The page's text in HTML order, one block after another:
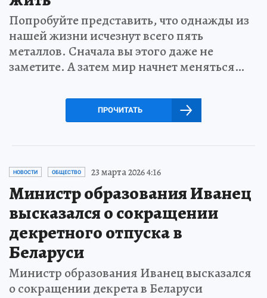
Попробуйте представить, что однажды из
нашей жизни исчезнут всего пять
металлов. Сначала вы этого даже не
заметите. А затем мир начнет меняться…
ПРОЧИТАТЬ
НОВОСТИ ОБЩЕСТВО 23 марта 2026 4:16
Министр образования Иванец
высказался о сокращении
декретного отпуска в
Беларуси
Министр образования Иванец высказался
о сокращении декрета в Беларуси